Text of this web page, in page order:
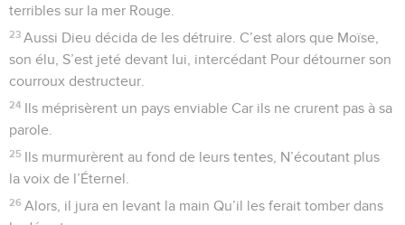
terribles sur la mer Rouge.
23 Aussi Dieu décida de les détruire. C’est alors que Moïse,
son élu, S’est jeté devant lui, intercédant Pour détourner son
courroux destructeur.
24 Ils méprisèrent un pays enviable Car ils ne crurent pas à sa
parole.
25 Ils murmurèrent au fond de leurs tentes, N’écoutant plus
la voix de l’Éternel.
26 Alors, il jura en levant la main Qu’il les ferait tomber dans